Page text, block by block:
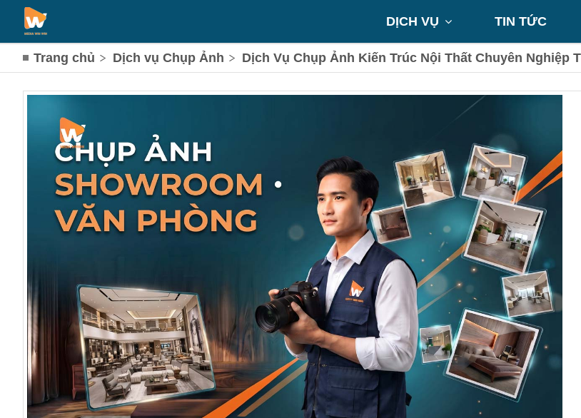
TIN TỨC
DỊCH VỤ 
Trang chủ Dịch vụ Chụp Ảnh Dịch Vụ Chụp Ảnh Kiến Trúc Nội Thất Chuyên Nghiệp